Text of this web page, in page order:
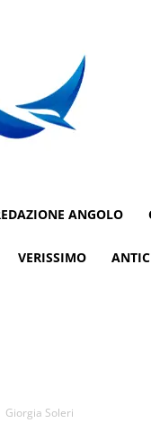
ANGOLO
VERISSIMO
Giorgia Soleri